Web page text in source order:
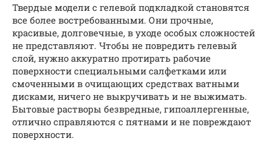
Твердые модели с гелевой подкладкой становятся
все более востребованными. Они прочные,
красивые, долговечные, в уходе особых сложностей
не представляют. Чтобы не повредить гелевый
слой, нужно аккуратно протирать рабочие
поверхности специальными салфетками или
смоченными в очищающих средствах ватными
дисками, ничего не выкручивать и не выжимать.
Бытовые растворы безвредные, гипоаллергенные,
отлично справляются с пятнами и не повреждают
поверхности.